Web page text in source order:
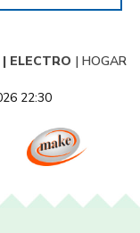
ELECTRO | HOGAR
22:30